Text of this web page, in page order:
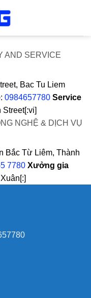
AND SERVICE
Bac Tu Liem
: 0984657780 Service
Street[:vi]
NGHỆ & DỊCH VỤ
Bắc Từ Liêm, Thành
7780 Xưởng gia